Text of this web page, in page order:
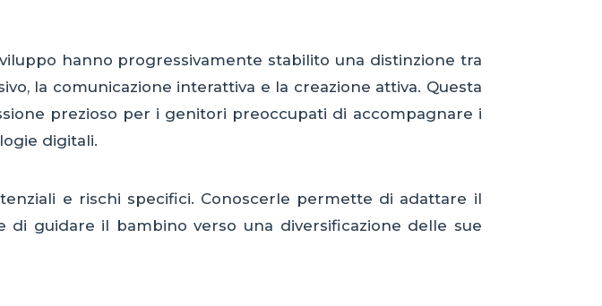
hanno progressivamente stabilito una distinzione tra
la comunicazione interattiva e la creazione attiva. Questa
prezioso per i genitori preoccupati di accompagnare i
digitali.
e rischi specifici. Conoscerle permette di adattare il
guidare il bambino verso una diversificazione delle sue